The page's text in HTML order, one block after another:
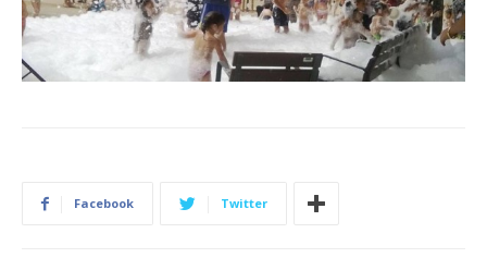
Facebook Twitter